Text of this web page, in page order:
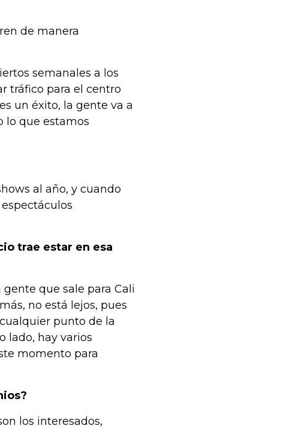
de manera
semanales a los
tráfico para el centro
un éxito, la gente va a
lo que estamos
al año, y cuando
trae estar en esa
que sale para Cali
no está lejos, pues
punto de la
lado, hay varios
momento para
los interesados,